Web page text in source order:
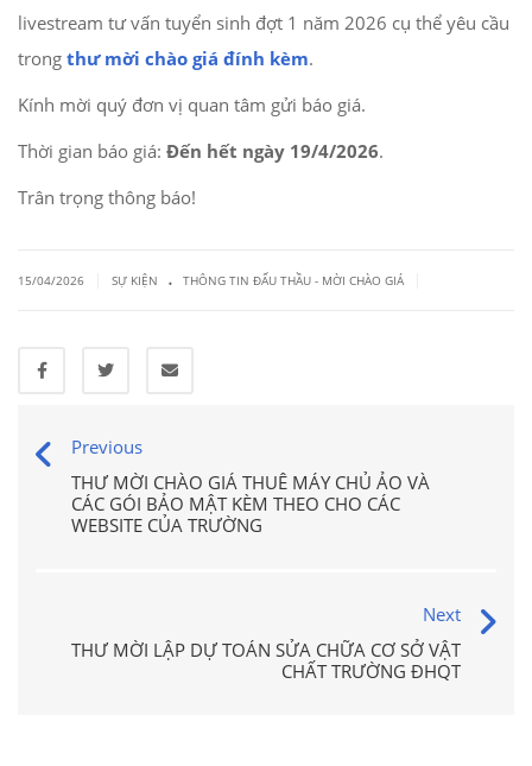
livestream tư vấn tuyển sinh đợt 1 năm 2026 cụ thể yêu cầu
trong thư mời chào giá đính kèm.
Kính mời quý đơn vị quan tâm gửi báo giá.
Thời gian báo giá: Đến hết ngày 19/4/2026.
Trân trọng thông báo!
15/04/2026 SỰ KIỆN . THÔNG TIN ĐẤU THẦU - MỜI CHÀO GIÁ
Previous
THƯ MỜI CHÀO GIÁ THUÊ MÁY CHỦ ẢO VÀ
CÁC GÓI BẢO MẬT KÈM THEO CHO CÁC
WEBSITE CỦA TRƯỜNG
Next
THƯ MỜI LẬP DỰ TOÁN SỬA CHỮA CƠ SỞ VẬT
CHẤT TRƯỜNG ĐHQT